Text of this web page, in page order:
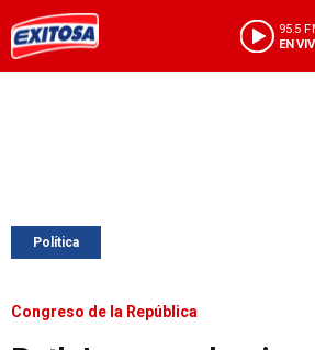
95.5
EN
Política
Congreso de la República